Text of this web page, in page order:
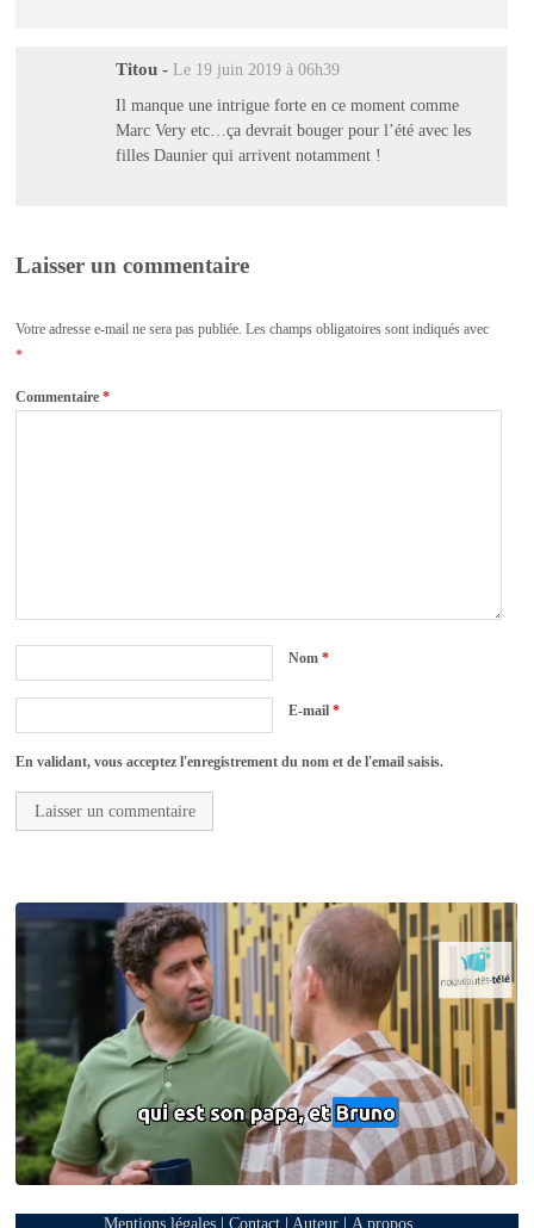
Titou - Le 19 juin 2019 à 06h39
Il manque une intrigue forte en ce moment comme
Marc Very etc…ça devrait bouger pour l’été avec les
filles Daunier qui arrivent notamment !
Laisser un commentaire
Votre adresse e-mail ne sera pas publiée. Les champs obligatoires sont indiqués avec
*
Commentaire*
Nom*
E-mail*
En validant, vous acceptez l'enregistrement du nom et de l'email saisis.
Mentions légales| Contact| Auteur| A propos